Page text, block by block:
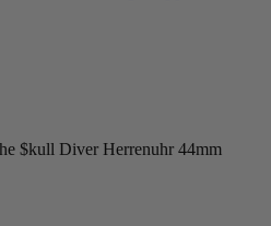
$kull Diver Herrenuhr 44mm